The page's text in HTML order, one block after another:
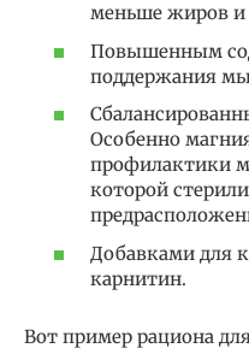
меньше жиров и
Повышенным
поддержания
Особенно
профилактики
которой
Добавками для
карнитин.
Вот пример рациона